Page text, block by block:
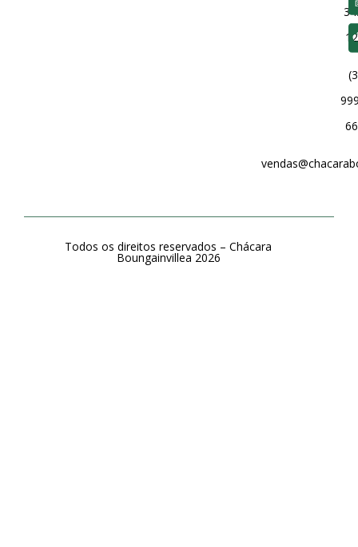
Todos os direitos reservados –Chácara
Boungainvillea 2026